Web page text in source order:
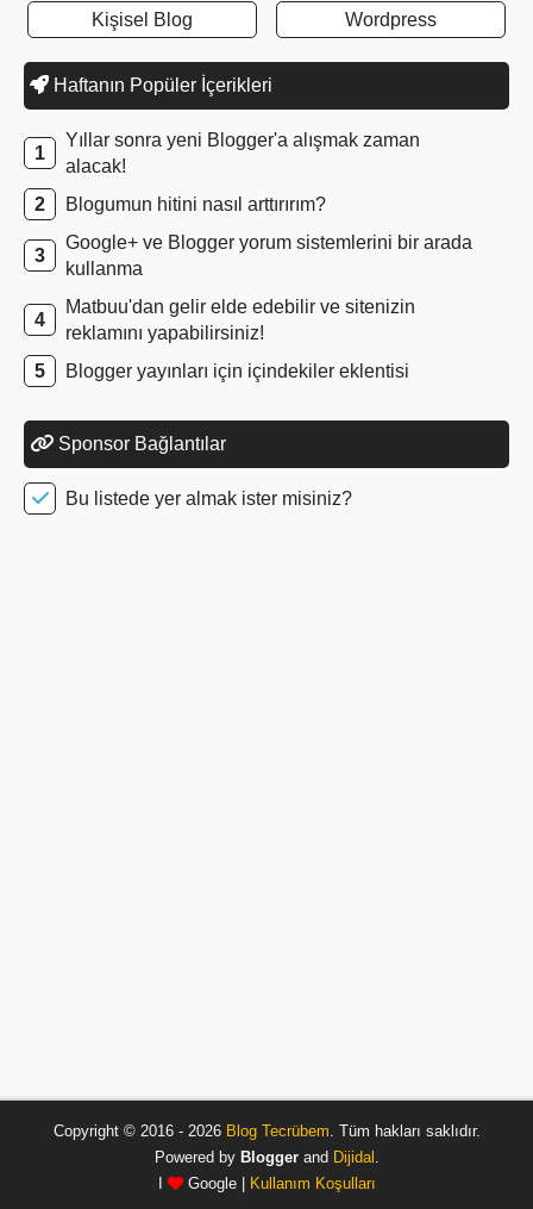
Kişisel Blog Wordpress
Haftanın Popüler İçerikleri
Yıllar sonra yeni Blogger'a alışmak zaman
alacak!
Blogumun hitini nasıl arttırırım?
Google+ ve Blogger yorum sistemlerini bir arada
kullanma
Matbuu'dan gelir elde edebilir ve sitenizin
reklamını yapabilirsiniz!
Blogger yayınları için içindekiler eklentisi
Sponsor Bağlantılar
Bu listede yer almak ister misiniz?
Copyright © 2016 - 2026 Blog Tecrübem . Tüm hakları saklıdır.
Powered by Bloggerand Dijidal
I
Google | Kullanım Koşulları